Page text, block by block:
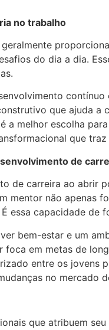
no trabalho
do dia a dia.
que ajuda
a melhor escolha
que
de
de carreira ao abrir
mentor não apenas
essa capacidade de
bem-estar e um
foca em metas de
entre os jovens
no mercado
que atribuem